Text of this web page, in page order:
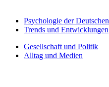
Psychologie der Deutschen
Trends und Entwicklungen
Gesellschaft und Politik
Alltag und Medien